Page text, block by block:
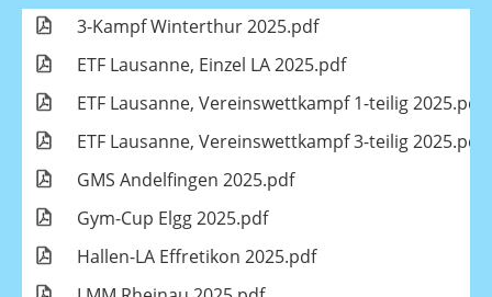
3-Kampf Winterthur 2025.pdf
ETF Lausanne, Einzel LA 2025.pdf
ETF Lausanne, Vereinswettkampf 1-teilig 2025.pdf
ETF Lausanne, Vereinswettkampf 3-teilig 2025.pdf
GMS Andelfingen 2025.pdf
Gym-Cup Elgg 2025.pdf
Hallen-LA Effretikon 2025.pdf